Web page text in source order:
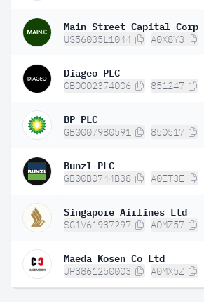
Main Street Capital Corp
US56035L1044 A0X8Y3
Diageo PLC
GB0002374006 851247
BP PLC
GB0007980591 850517
Bunzl PLC
GB00B0744B38 A0ET3E
Singapore Airlines Ltd
SG1V61937297 A0MZ57
Maeda Kosen Co Ltd
JP3861250003 A0MX5Z